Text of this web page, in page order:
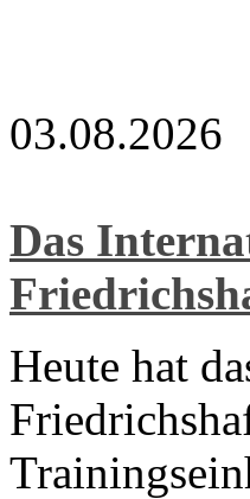
03.08.2026
Das
Heute hat